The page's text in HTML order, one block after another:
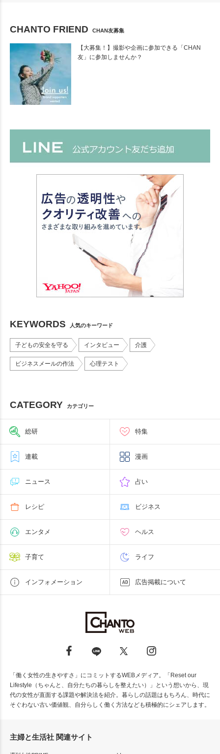
CHANTO FRIEND CHAN友募集
【大募集！】撮影や企画に参加できる「CHAN
友」に参加しませんか？
KEYWORDS 人気のキーワード
子どもの安全を守る インタビュー 介護
ビジネスメールの作法 心理テスト
CATEGORY カテゴリー
総研 特集
連載 漫画
ニュース 占い
レシピ ビジネス
エンタメ ヘルス
子育て ライフ
インフォメーション 広告掲載について
「働く女性の生きやすさ」にコミットするWEBメディア。「Reset our
Lifestyle（ちゃんと、自分たちの暮らしを整えたい）」という想いから、現
代の女性が直面する課題や解決法を紹介。暮らしの話題はもちろん、時代に
そぐわない古い価値観、自分らしく働く方法なども積極的にシェアします。
主婦と生活社 関連サイト